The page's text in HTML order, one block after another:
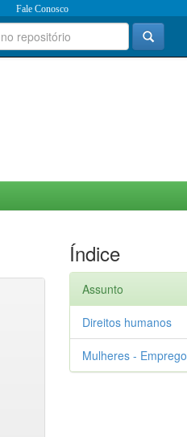
Fale Conosco
Índice
Assunto
Direitos humanos
Mulheres - Emprego